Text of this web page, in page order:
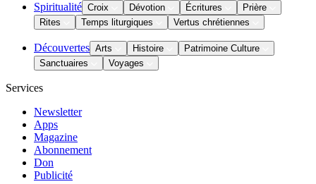
Spiritualité Croix Dévotion Écritures
Prière
Rites
Temps liturgiques Vertus chrétiennes
Découvertes Arts Histoire
Patrimoine Culture
Sanctuaires
Voyages
Services
Newsletter
Apps
Magazine
Abonnement
Don
Publicité